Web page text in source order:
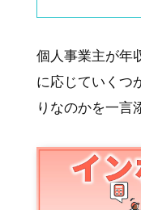
個人事業主が年
に応じていくつ
りなのかを一言